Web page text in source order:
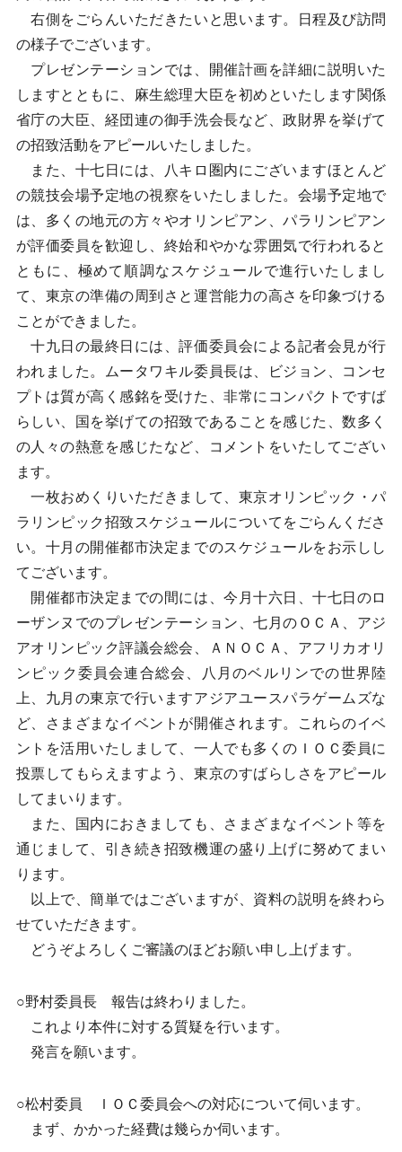
右側をごらんいただきたいと思います。日程及び訪問
の様子でございます。
プレゼンテーションでは、開催計画を詳細に説明いた
しますとともに、麻生総理大臣を初めといたします関係
省庁の大臣、経団連の御手洗会長など、政財界を挙げて
の招致活動をアピールいたしました。
また、十七日には、八キロ圏内にございますほとんど
の競技会場予定地の視察をいたしました。会場予定地で
は、多くの地元の方々やオリンピアン、パラリンピアン
が評価委員を歓迎し、終始和やかな雰囲気で行われると
ともに、極めて順調なスケジュールで進行いたしまし
て、東京の準備の周到さと運営能力の高さを印象づける
ことができました。
十九日の最終日には、評価委員会による記者会見が行
われました。ムータワキル委員長は、ビジョン、コンセ
プトは質が高く感銘を受けた、非常にコンパクトですば
らしい、国を挙げての招致であることを感じた、数多く
の人々の熱意を感じたなど、コメントをいたしてござい
ます。
一枚おめくりいただきまして、東京オリンピック・パ
ラリンピック招致スケジュールについてをごらんくださ
い。十月の開催都市決定までのスケジュールをお示しし
てございます。
開催都市決定までの間には、今月十六日、十七日のロ
ーザンヌでのプレゼンテーション、七月のＯＣＡ、アジ
アオリンピック評議会総会、ＡＮＯＣＡ、アフリカオリ
ンピック委員会連合総会、八月のベルリンでの世界陸
上、九月の東京で行いますアジアユースパラゲームズな
ど、さまざまなイベントが開催されます。これらのイベ
ントを活用いたしまして、一人でも多くのＩＯＣ委員に
投票してもらえますよう、東京のすばらしさをアピール
してまいります。
また、国内におきましても、さまざまなイベント等を
通じまして、引き続き招致機運の盛り上げに努めてまい
ります。
以上で、簡単ではございますが、資料の説明を終わら
せていただきます。
どうぞよろしくご審議のほどお願い申し上げます。
○野村委員長 報告は終わりました。
これより本件に対する質疑を行います。
発言を願います。
○松村委員 ＩＯＣ委員会への対応について伺います。
まず、かかった経費は幾らか伺います。